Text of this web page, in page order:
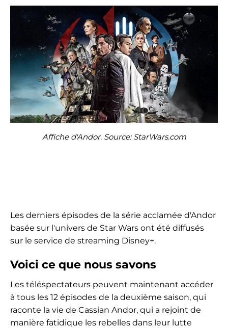
Affiche d'Andor. Source: StarWars.com
Les derniers épisodes de la série acclamée d'Andor
basée sur l'univers de Star Wars ont été diffusés
sur le service de streaming Disney+.
Voici ce que nous savons
Les téléspectateurs peuvent maintenant accéder
à tous les 12 épisodes de la deuxième saison, qui
raconte la vie de Cassian Andor, qui a rejoint de
manière fatidique les rebelles dans leur lutte